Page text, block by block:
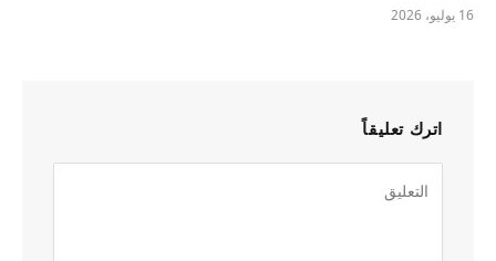
16 يوليو، 2026
اترك تعليقاً